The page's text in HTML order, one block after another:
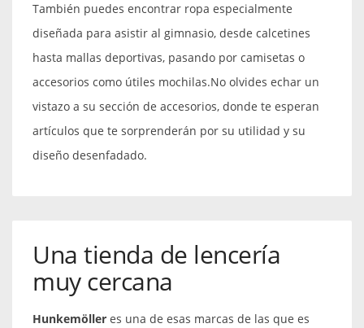
También puedes encontrar ropa especialmente
diseñada para asistir al gimnasio, desde calcetines
hasta mallas deportivas, pasando por camisetas o
accesorios como útiles mochilas.No olvides echar un
vistazo a su sección de accesorios, donde te esperan
artículos que te sorprenderán por su utilidad y su
diseño desenfadado.
Una tienda de lencería
muy cercana
Hunkemöller es una de esas marcas de las que es